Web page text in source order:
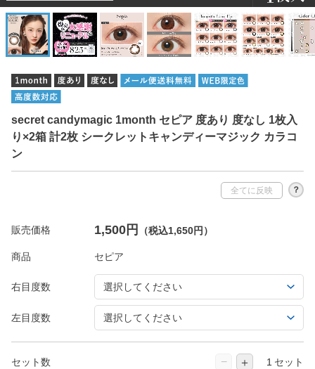
secret candymagic 1month セピア 度あり 度なし 1枚入
り×2箱 計2枚 シークレットキャンディーマジック カラコ
ン
全てに反映 ？
販売価格 1,500円 （税込1,650円）
商品
右目度数
左目度数
セット数 − ＋ セット